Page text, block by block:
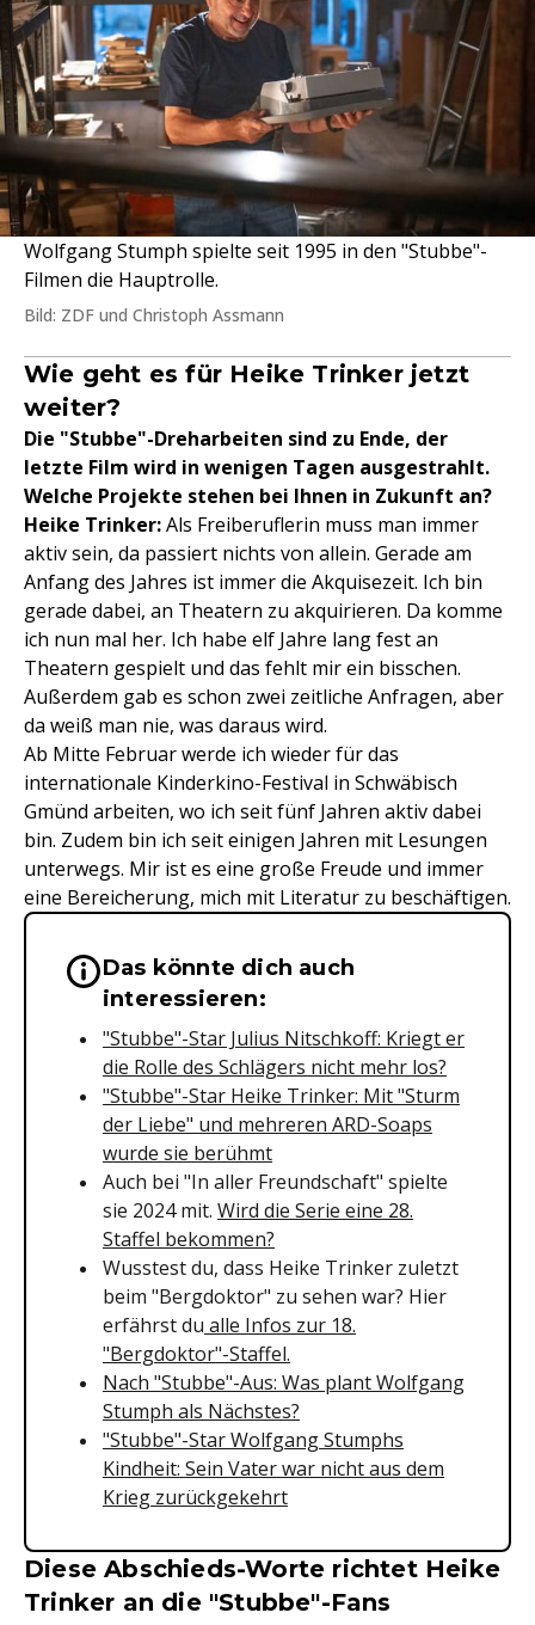
Wolfgang Stumph spielte seit 1995 in den "Stubbe"-
Filmen die Hauptrolle.
Bild: ZDF und Christoph Assmann
Wie geht es für Heike Trinker jetzt
weiter?
Die "Stubbe"-Dreharbeiten sind zu Ende, der
letzte Film wird in wenigen Tagen ausgestrahlt.
Welche Projekte stehen bei Ihnen in Zukunft an?
Heike Trinker:Als Freiberuflerin muss man immer
aktiv sein, da passiert nichts von allein. Gerade am
Anfang des Jahres ist immer die Akquisezeit. Ich bin
gerade dabei, an Theatern zu akquirieren. Da komme
ich nun mal her. Ich habe elf Jahre lang fest an
Theatern gespielt und das fehlt mir ein bisschen.
Außerdem gab es schon zwei zeitliche Anfragen, aber
da weiß man nie, was daraus wird.
Ab Mitte Februar werde ich wieder für das
internationale Kinderkino-Festival in Schwäbisch
Gmünd arbeiten, wo ich seit fünf Jahren aktiv dabei
bin. Zudem bin ich seit einigen Jahren mit Lesungen
unterwegs. Mir ist es eine große Freude und immer
eine Bereicherung, mich mit Literatur zu beschäftigen.
Wichtige Hinweise &
Das könnte dich auch
interessieren:
"Stubbe"-Star Julius Nitschkoff: Kriegt er
die Rolle des Schlägers nicht mehr los?
"Stubbe"-Star Heike Trinker: Mit "Sturm
der Liebe" und mehreren ARD-Soaps
wurde sie berühmt
Auch bei "In aller Freundschaft" spielte
sie 2024 mit. Wird die Serie eine 28.
Staffel bekommen?
Wusstest du, dass Heike Trinker zuletzt
beim "Bergdoktor" zu sehen war? Hier
erfährst du alle Infos zur 18.
"Bergdoktor"-Staffel.
Nach "Stubbe"-Aus: Was plant Wolfgang
Stumph als Nächstes?
"Stubbe"-Star Wolfgang Stumphs
Kindheit: Sein Vater war nicht aus dem
Krieg zurückgekehrt
Diese Abschieds-Worte richtet Heike
Trinker an die "Stubbe"-Fans